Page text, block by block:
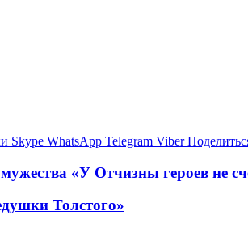
Skype WhatsApp Telegram Viber
«У Отчизны героев не
Толстого»